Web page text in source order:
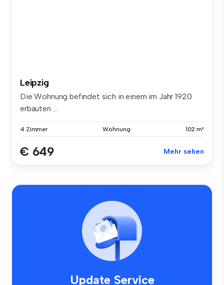
Leipzig
Die Wohnung befindet sich in einem im Jahr 1920
erbauten ...
4 Zimmer Wohnung 102 m²
€ 649 Mehr sehen
Update Service